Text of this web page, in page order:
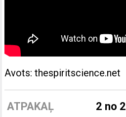
Avots: thespiritscience.net
ATPAKAĻ 2 no 2